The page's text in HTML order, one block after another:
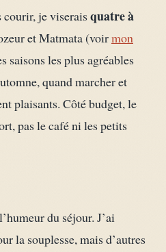
courir, je viseraisquatre à
et Matmata (voirmon
saisons les plus agréables
quand marcher et
plaisants. Côté budget, le
pas le café ni les petits
du séjour. J’ai
la souplesse, mais d’autres